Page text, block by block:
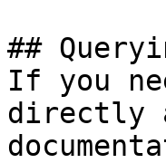
##
If you
directly